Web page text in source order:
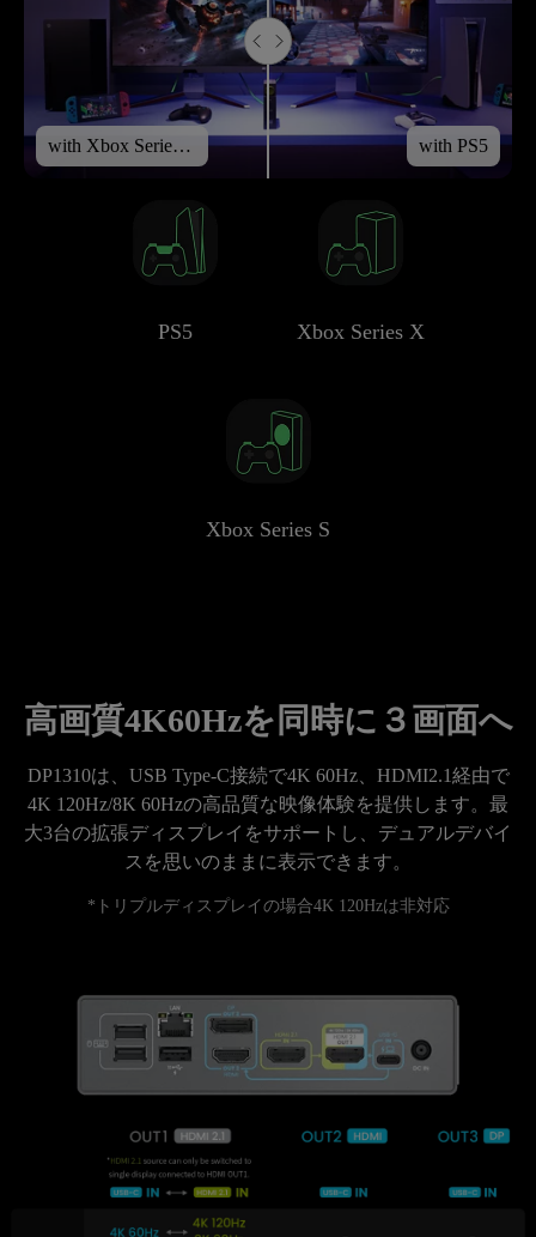
with Xbox Series X with PS5
PS5 Xbox Series X
Xbox Series S
高画質4K60Hzを同時に３画面へ
DP1310は、USB Type-C接続で4K 60Hz、HDMI2.1経由で
4K 120Hz/8K 60Hzの高品質な映像体験を提供します。最
大3台の拡張ディスプレイをサポートし、デュアルデバイ
スを思いのままに表示できます。
*トリプルディスプレイの場合4K 120Hzは非対応